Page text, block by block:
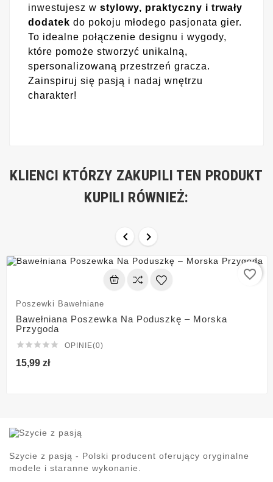
inwestujesz w stylowy, praktyczny i trwały
dodatek do pokoju młodego pasjonata gier.
To idealne połączenie designu i wygody,
które pomoże stworzyć unikalną,
spersonalizowaną przestrzeń gracza.
Zainspiruj się pasją i nadaj wnętrzu
charakter!
KLIENCI KTÓRZY ZAKUPILI TEN PRODUKT
KUPILI RÓWNIEŻ:
 
Poszewki Bawełniane
Bawełniana Poszewka Na Poduszkę – Morska
Przygoda
     OPINIE(0)
15,99 zł
favorite_border
Szycie z pasją - Polski producent oferujący oryginalne
modele i staranne wykonanie.